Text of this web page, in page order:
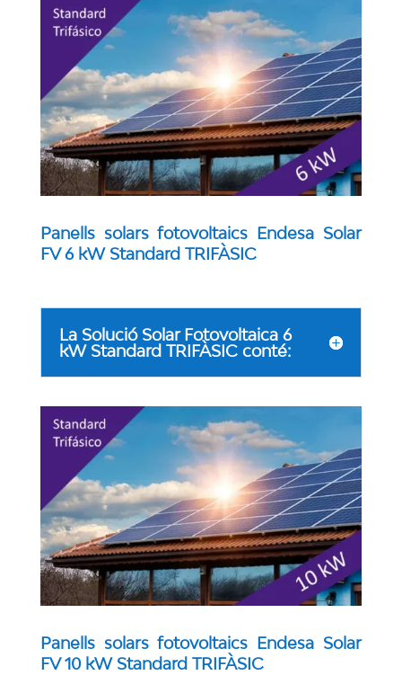
Panells solars fotovoltaics Endesa Solar
FV 6 kW Standard TRIFÀSIC
La Solució Solar Fotovoltaica 6
kW Standard TRIFÀSIC conté:
Panells solars fotovoltaics Endesa Solar
FV 10 kW Standard TRIFÀSIC